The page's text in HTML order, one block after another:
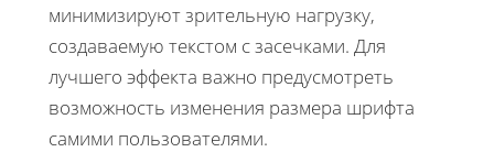
минимизируют зрительную нагрузку,
создаваемую текстом с засечками. Для
лучшего эффекта важно предусмотреть
возможность изменения размера шрифта
самими пользователями.